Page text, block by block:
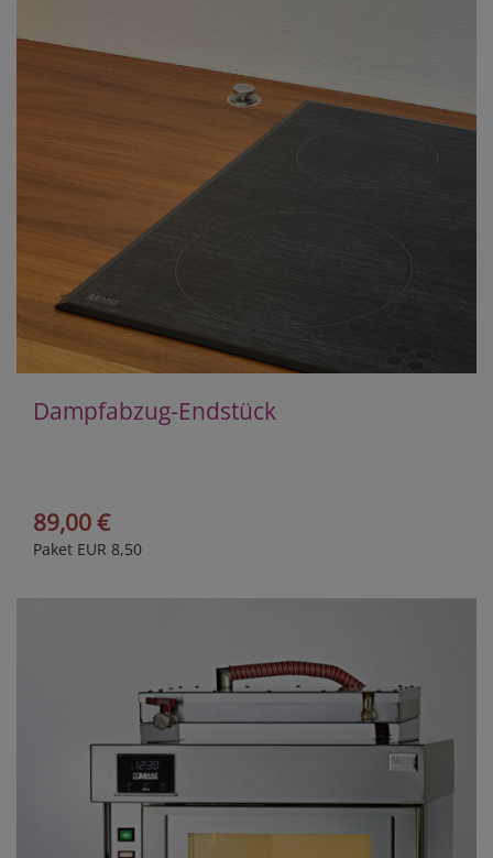
Dampfabzug-Endstück
89,00 €
Paket EUR 8,50